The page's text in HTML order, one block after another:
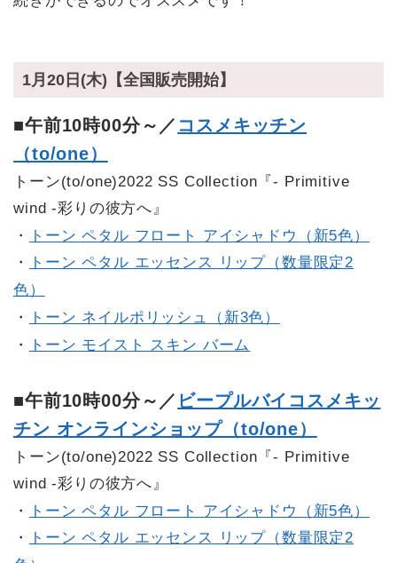
1月20日(木)【全国販売開始】
■午前10時00分～／ コスメキッチン
（to/one）
トーン(to/one)2022 SS Collection『- Primitive
wind -彩りの彼方へ』
・
トーン ペタル フロート アイシャドウ（新5色）
・
トーン ペタル エッセンス リップ（数量限定2
色）
・
トーン ネイルポリッシュ（新3色）
・
トーン モイスト スキン バーム
■午前10時00分～／ ビープルバイコスメキッ
チン オンラインショップ（to/one）
トーン(to/one)2022 SS Collection『- Primitive
wind -彩りの彼方へ』
・
トーン ペタル フロート アイシャドウ（新5色）
・
トーン ペタル エッセンス リップ（数量限定2